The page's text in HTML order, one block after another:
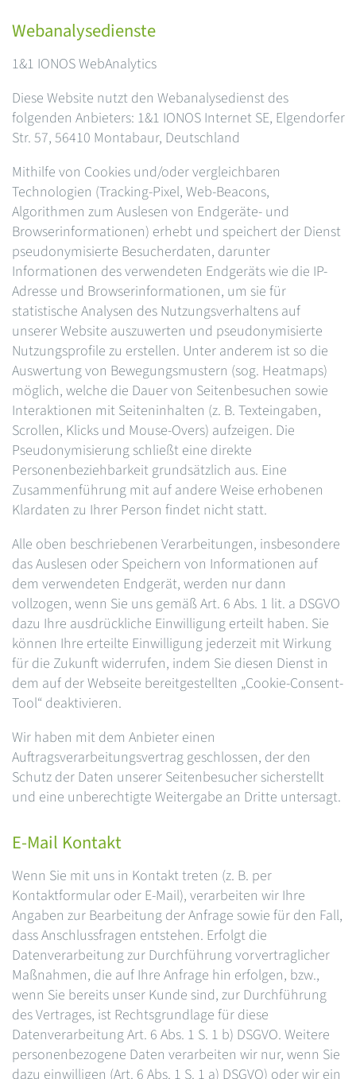
Webanalysedienste
1&1 IONOS WebAnalytics
Diese Website nutzt den Webanalysedienst des
folgenden Anbieters: 1&1 IONOS Internet SE, Elgendorfer
Str. 57, 56410 Montabaur, Deutschland
Mithilfe von Cookies und/oder vergleichbaren
Technologien (Tracking-Pixel, Web-Beacons,
Algorithmen zum Auslesen von Endgeräte- und
Browserinformationen) erhebt und speichert der Dienst
pseudonymisierte Besucherdaten, darunter
Informationen des verwendeten Endgeräts wie die IP-
Adresse und Browserinformationen, um sie für
statistische Analysen des Nutzungsverhaltens auf
unserer Website auszuwerten und pseudonymisierte
Nutzungsprofile zu erstellen. Unter anderem ist so die
Auswertung von Bewegungsmustern (sog. Heatmaps)
möglich, welche die Dauer von Seitenbesuchen sowie
Interaktionen mit Seiteninhalten (z. B. Texteingaben,
Scrollen, Klicks und Mouse-Overs) aufzeigen. Die
Pseudonymisierung schließt eine direkte
Personenbeziehbarkeit grundsätzlich aus. Eine
Zusammenführung mit auf andere Weise erhobenen
Klardaten zu Ihrer Person findet nicht statt.
Alle oben beschriebenen Verarbeitungen, insbesondere
das Auslesen oder Speichern von Informationen auf
dem verwendeten Endgerät, werden nur dann
vollzogen, wenn Sie uns gemäß Art. 6 Abs. 1 lit. a DSGVO
dazu Ihre ausdrückliche Einwilligung erteilt haben. Sie
können Ihre erteilte Einwilligung jederzeit mit Wirkung
für die Zukunft widerrufen, indem Sie diesen Dienst in
dem auf der Webseite bereitgestellten „Cookie-Consent-
Tool“ deaktivieren.
Wir haben mit dem Anbieter einen
Auftragsverarbeitungsvertrag geschlossen, der den
Schutz der Daten unserer Seitenbesucher sicherstellt
und eine unberechtigte Weitergabe an Dritte untersagt.
E-Mail Kontakt
Wenn Sie mit uns in Kontakt treten (z. B. per
Kontaktformular oder E-Mail), verarbeiten wir Ihre
Angaben zur Bearbeitung der Anfrage sowie für den Fall,
dass Anschlussfragen entstehen. Erfolgt die
Datenverarbeitung zur Durchführung vorvertraglicher
Maßnahmen, die auf Ihre Anfrage hin erfolgen, bzw.,
wenn Sie bereits unser Kunde sind, zur Durchführung
des Vertrages, ist Rechtsgrundlage für diese
Datenverarbeitung Art. 6 Abs. 1 S. 1 b) DSGVO. Weitere
personenbezogene Daten verarbeiten wir nur, wenn Sie
dazu einwilligen (Art. 6 Abs. 1 S. 1 a) DSGVO) oder wir ein